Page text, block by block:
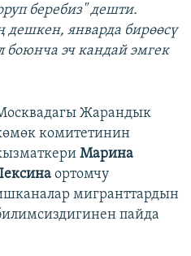
беребиз" дешти.
январда бирөөсү
боюнча эч кандай эмгек
Жарандык
комитетинин
Марина
ортомчу
мигранттардын
пайда